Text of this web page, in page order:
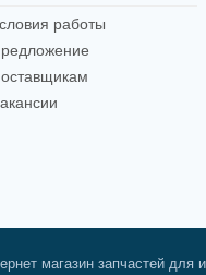
работы
магазин запчастей для